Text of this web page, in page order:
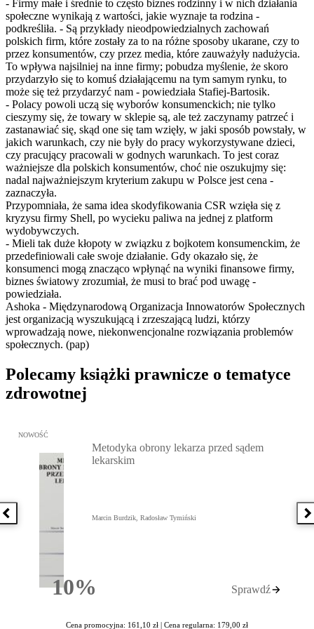
- Firmy małe i średnie to często biznes rodzinny i w nich działania
społeczne wynikają z wartości, jakie wyznaje ta rodzina -
podkreśliła. - Są przykłady nieodpowiedzialnych zachowań
polskich firm, które zostały za to na różne sposoby ukarane, czy to
przez konsumentów, czy przez media, które zauważyły nadużycia.
To wpływa najsilniej na inne firmy; pobudza myślenie, że skoro
przydarzyło się to komuś działającemu na tym samym rynku, to
może się też przydarzyć nam - powiedziała Stafiej-Bartosik.
- Polacy powoli uczą się wyborów konsumenckich; nie tylko
cieszymy się, że towary w sklepie są, ale też zaczynamy patrzeć i
zastanawiać się, skąd one się tam wzięły, w jaki sposób powstały, w
jakich warunkach, czy nie były do pracy wykorzystywane dzieci,
czy pracujący pracowali w godnych warunkach. To jest coraz
ważniejsze dla polskich konsumentów, choć nie oszukujmy się:
nadal najważniejszym kryterium zakupu w Polsce jest cena -
zaznaczyła.
Przypomniała, że sama idea skodyfikowania CSR wzięła się z
kryzysu firmy Shell, po wycieku paliwa na jednej z platform
wydobywczych.
- Mieli tak duże kłopoty w związku z bojkotem konsumenckim, że
przedefiniowali całe swoje działanie. Gdy okazało się, że
konsumenci mogą znacząco wpłynąć na wyniki finansowe firmy,
biznes światowy zrozumiał, że musi to brać pod uwagę -
powiedziała.
Ashoka - Międzynarodową Organizacja Innowatorów Społecznych
jest organizacją wyszukującą i zrzeszającą ludzi, którzy
wprowadzają nowe, niekonwencjonalne rozwiązania problemów
społecznych. (pap)
Polecamy książki prawnicze o tematyce
zdrowotnej
Poprzednia książka
Przejdź do: Metodyka obrony lekarza przed sądem lekarskim,
NOWOŚĆ
10%Rabatu
Metodyka obrony lekarza przed sądem
lekarskim
Marcin Burdzik, Radosław Tymiński
Sprawdź
Cena promocyjna: 161,10 zł | Cena regularna: 179,00 zł